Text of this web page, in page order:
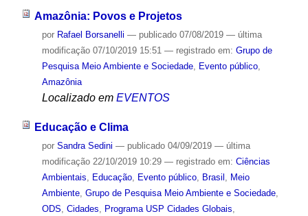
Amazônia: Povos e Projetos
por Rafael Borsanelli — publicado07/08/2019 — última
modificação07/10/2019 15:51 — registrado em: Grupo de
Pesquisa Meio Ambiente e Sociedade, Evento público,
Amazônia
Localizado em EVENTOS
Educação e Clima
por Sandra Sedini — publicado04/09/2019 — última
modificação22/10/2019 10:29 — registrado em: Ciências
Ambientais
Educação, Evento público, Brasil
Meio
Ambiente, Grupo de Pesquisa Meio Ambiente e Sociedade,
ODS Cidades Programa USP Cidades Globais